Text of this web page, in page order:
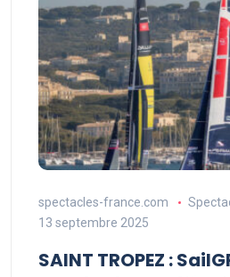
spectacles-france.com
13 septembre 2025
SAINT TROPEZ :